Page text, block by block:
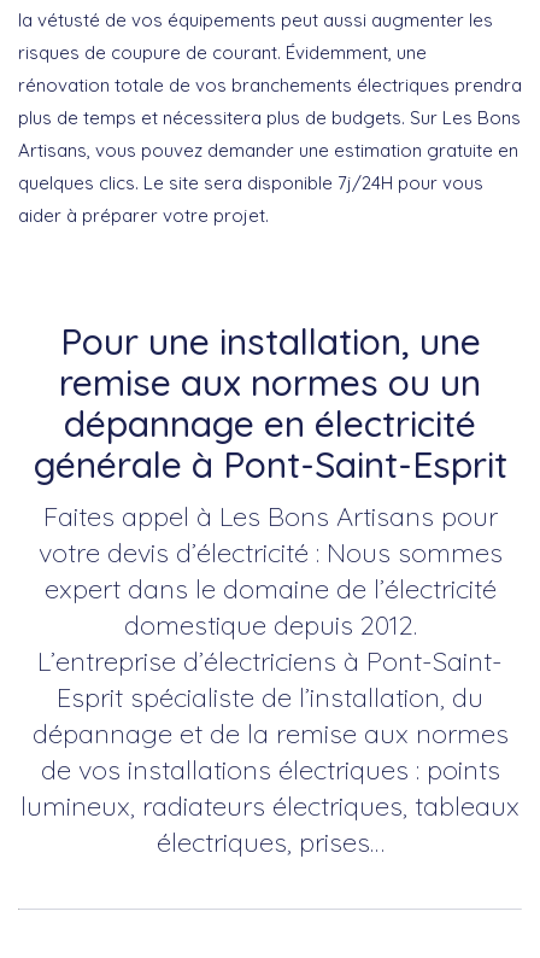
la vétusté de vos équipements peut aussi augmenter les
risques de coupure de courant. Évidemment, une
rénovation totale de vos branchements électriques prendra
plus de temps et nécessitera plus de budgets. Sur Les Bons
Artisans, vous pouvez demander une estimation gratuite en
quelques clics. Le site sera disponible 7j/24H pour vous
aider à préparer votre projet.
Pour une installation, une
remise aux normes ou un
dépannage en électricité
générale à Pont-Saint-Esprit
Faites appel à Les Bons Artisans pour
votre devis d’électricité : Nous sommes
expert dans le domaine de l’électricité
domestique depuis 2012.
L’entreprise d’électriciens à Pont-Saint-
Esprit spécialiste de l’installation, du
dépannage et de la remise aux normes
de vos installations électriques : points
lumineux, radiateurs électriques, tableaux
électriques, prises…